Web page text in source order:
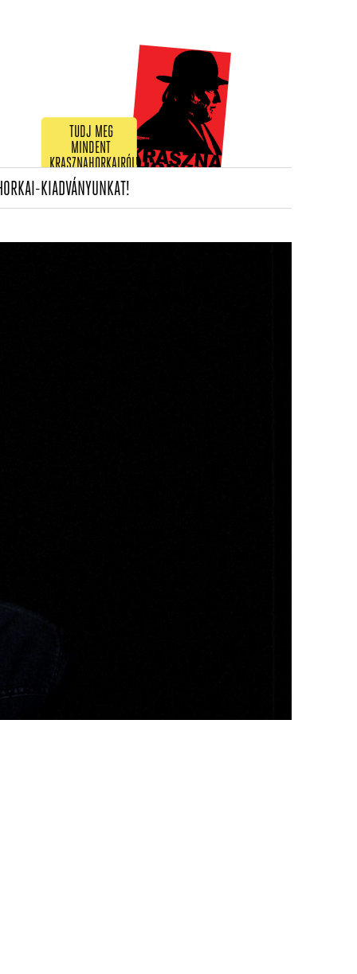
TUDJ MEG
MINDENT
KRASZNAHORKAIRÓL!
KIADVÁNYUNKAT!(CURRENT)